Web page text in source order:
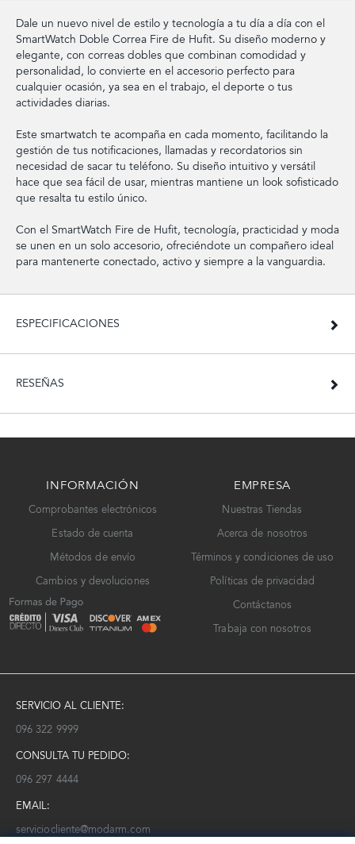
Dale un nuevo nivel de estilo y tecnología a tu día a día con el
SmartWatch Doble Correa Fire de Hufit. Su diseño moderno y
elegante, con correas dobles que combinan comodidad y
personalidad, lo convierte en el accesorio perfecto para
cualquier ocasión, ya sea en el trabajo, el deporte o tus
actividades diarias.
Este smartwatch te acompaña en cada momento, facilitando la
gestión de tus notificaciones, llamadas y recordatorios sin
necesidad de sacar tu teléfono. Su diseño intuitivo y versátil
hace que sea fácil de usar, mientras mantiene un look sofisticado
que resalta tu estilo único.
Con el SmartWatch Fire de Hufit, tecnología, practicidad y moda
se unen en un solo accesorio, ofreciéndote un compañero ideal
para mantenerte conectado, activo y siempre a la vanguardia.
ESPECIFICACIONES
RESEÑAS
INFORMACIÓN
Comprobantes electrónicos
Estado de cuenta
Métodos de envío
Cambios y devoluciones
EMPRESA
Nuestras Tiendas
Acerca de nosotros
Términos y condiciones de uso
Políticas de privacidad
Contáctanos
Trabaja con nosotros
SERVICIO AL CLIENTE:
096 322 9999
CONSULTA TU PEDIDO:
096 297 4444
EMAIL:
serviciocliente@modarm.com